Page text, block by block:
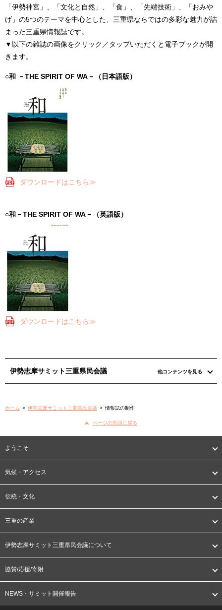
「伊勢神宮」、「文化と自然」、「食」、「先端技術」、「おみや
げ」の5つのテーマを中心とした、三重県ならではの多彩な魅力が詰
まった三重県情報誌です。
▼以下の雑誌の画像をクリック／タップいただくと電子ブックが開
きます。
○和 －THE SPIRIT OF WA－（日本語版）
ダウンロードはこちら≫
○和－THE SPIRIT OF WA－（英語版）
ダウンロードはこちら≫
伊勢志摩サミット三重県民会議 他コンテンツを見る
ホーム > 伊勢志摩サミット三重県民会議 > 情報誌の制作
ページの先頭に戻る
ようこそ
気候・アクセス
伝統・文化
三重の産業
伊勢志摩サミット三重県民会議について
協賛/応援/寄附
NEWS・サミット開催報告